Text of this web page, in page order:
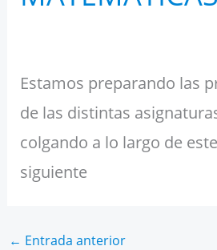
Estamos preparando las
de las distintas
colgando a lo largo de
siguiente
← Entrada anterior